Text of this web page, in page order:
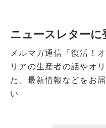
ニュースレターに
メルマガ通信「復活！
リアの生産者の話やオ
た、最新情報などをお
い